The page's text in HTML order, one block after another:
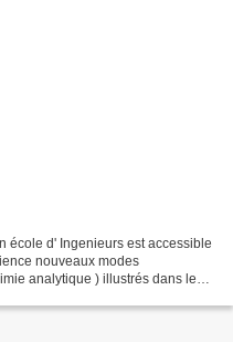
école d' Ingenieurs est accessible
nouveaux modes
analytique ) illustrés dans les